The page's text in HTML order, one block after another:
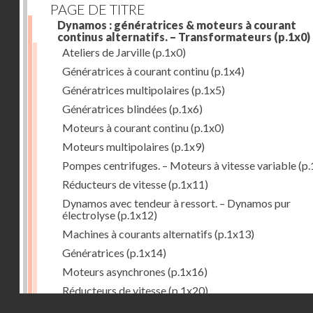
PAGE DE TITRE
Dynamos : génératrices & moteurs à courant
continus alternatifs. – Transformateurs (p.1x0)
Ateliers de Jarville(p.1x0)
Génératrices à courant continu(p.1x4)
Génératrices multipolaires (p.1x5)
Génératrices blindées (p.1x6)
Moteurs à courant continu(p.1x0)
Moteurs multipolaires (p.1x9)
Pompes centrifuges. – Moteurs à vitesse variable
Réducteurs de vitesse(p.1x11)
Dynamos avec tendeur à ressort. – Dynamos pur
électrolyse(p.1x12)
Machines à courants alternatifs (p.1x13)
Génératrices (p.1x14)
Moteurs asynchrones (p.1x16)
Réducteurs de vitesse(p.1x20)